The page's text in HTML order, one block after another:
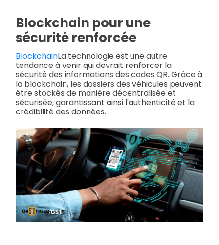
Blockchain pour une
sécurité renforcée
BlockchainLa technologie est une autre
tendance à venir qui devrait renforcer la
sécurité des informations des codes QR. Grâce à
la blockchain, les dossiers des véhicules peuvent
être stockés de manière décentralisée et
sécurisée, garantissant ainsi l'authenticité et la
crédibilité des données.